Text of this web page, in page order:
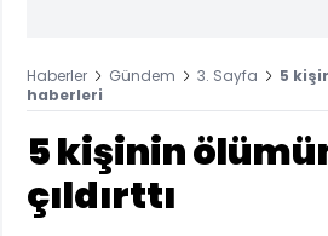
Haberler Gündem 3. Sayfa
5
haberleri
5 kişinin
çıldırttı